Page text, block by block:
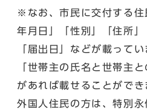
※なお、市民に交付する住
年月日」「性別」「住所」
「届出日」などが載ってい
「世帯主の氏名と世帯主
があれば載せることができ
外国人住民の方は、特別